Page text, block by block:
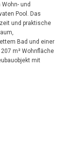
und
Pool. Das
und praktische
Bad und einer
m² Wohnfläche
mit